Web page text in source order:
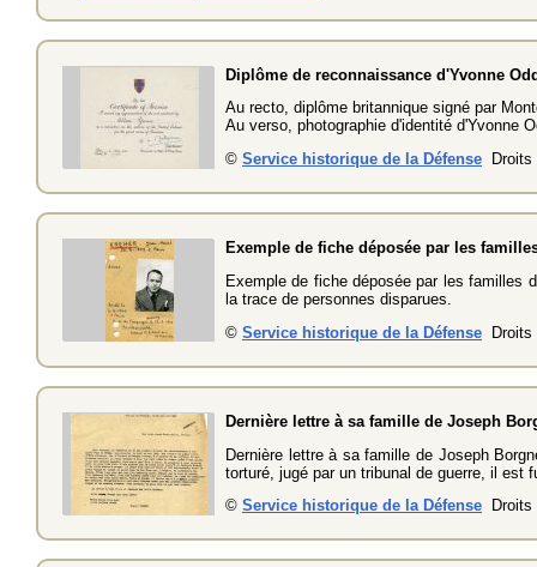
Diplôme de reconnaissance d'Yvonne
Au recto, diplôme britannique signé par
Au verso, photographie d'identité d'Yvonne
© Service historique de la Défense Droits
Exemple de fiche déposée par les
Exemple de fiche déposée par les familles
la trace de personnes disparues.
© Service historique de la Défense Droits
Dernière lettre à sa famille de Joseph
Dernière lettre à sa famille de Joseph
torturé, jugé par un tribunal de guerre, il est
© Service historique de la Défense Droits